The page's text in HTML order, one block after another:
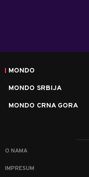
MONDO
MONDO SRBIJA
MONDO CRNA GORA
O NAMA
IMPRESUM